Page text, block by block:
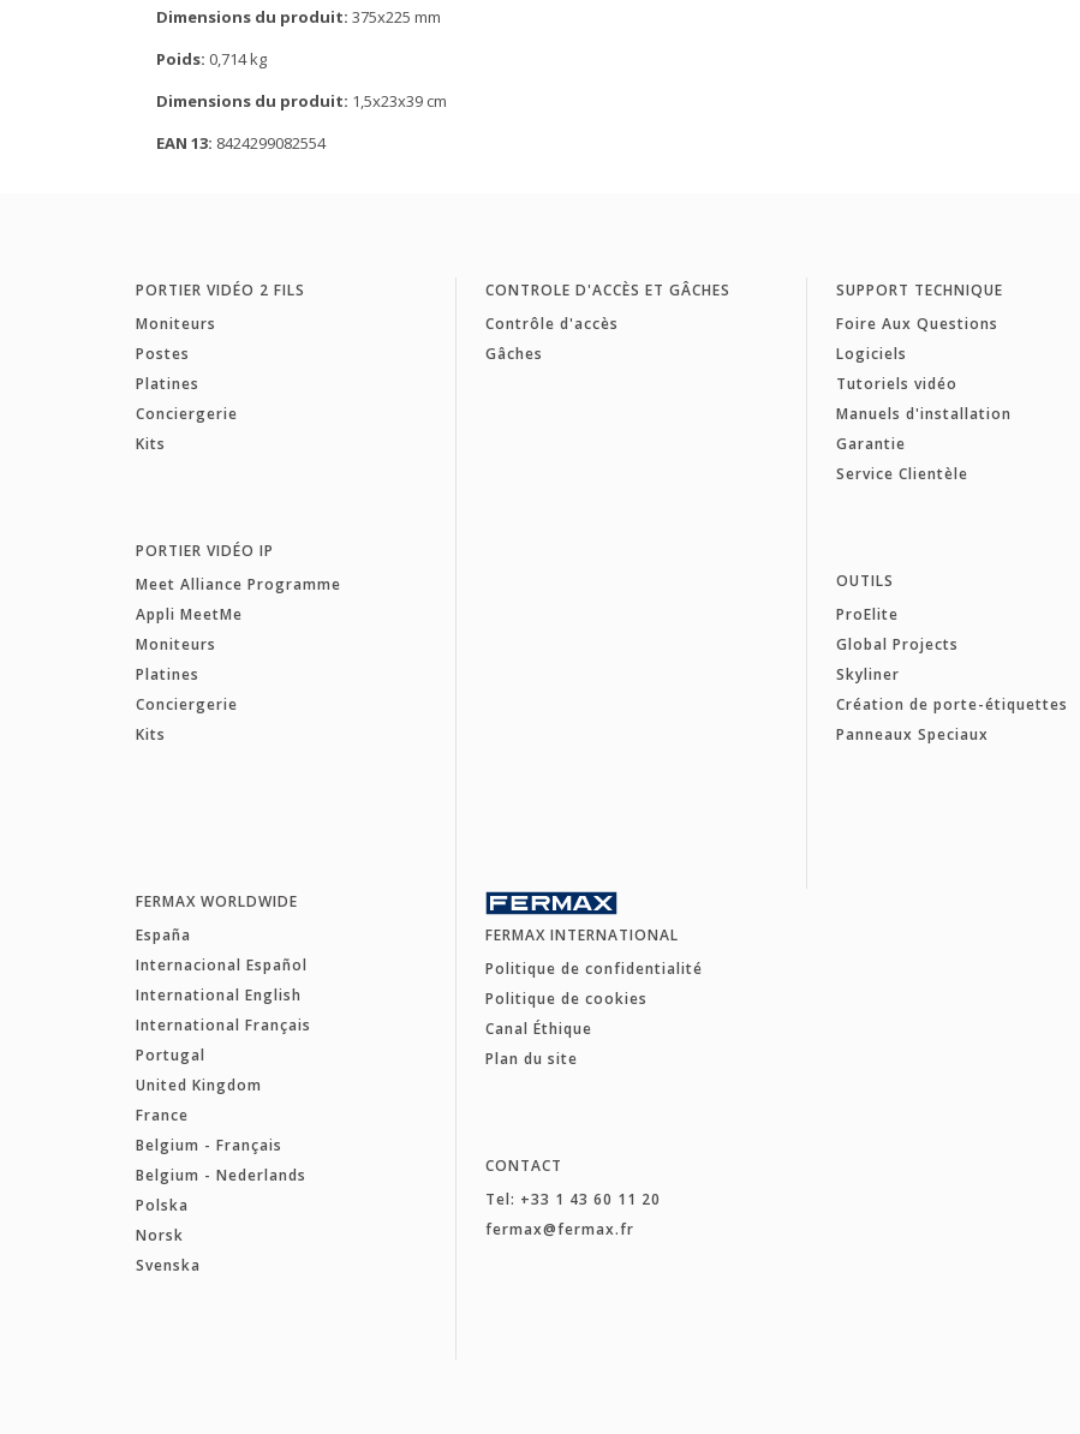
Dimensions du produit: 375x225 mm
Poids: 0,714 kg
Dimensions du produit: 1,5x23x39 cm
EAN 13: 8424299082554
PORTIER VIDÉO 2 FILS
Moniteurs
Postes
Platines
Conciergerie
Kits
PORTIER VIDÉO IP
Meet Alliance Programme
Appli MeetMe
Moniteurs
Platines
Conciergerie
Kits
CONTROLE D'ACCÈS ET GÂCHES
Contrôle d'accès
Gâches
SUPPORT TECHNIQUE
Foire Aux Questions
Logiciels
Tutoriels vidéo
Manuels d'installation
Garantie
Service Clientèle
OUTILS
ProElite
Global Projects
Skyliner
Création de porte-étiquettes
Panneaux Speciaux
FERMAX WORLDWIDE
España
Internacional Español
International English
International Français
Portugal
United Kingdom
France
Belgium - Français
Belgium - Nederlands
Polska
Norsk
Svenska
FERMAX INTERNATIONAL
Politique de confidentialité
Politique de cookies
Canal Éthique
Plan du site
CONTACT
Tel: +33 1 43 60 11 20
fermax@fermax.fr